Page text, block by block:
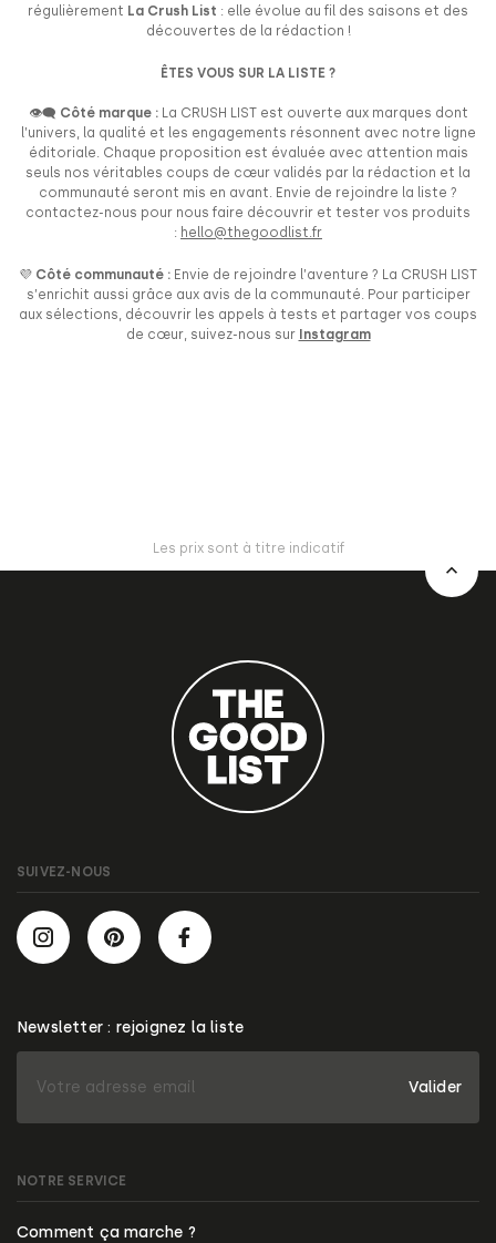
régulièrement La Crush List : elle évolue au fil des saisons et des
découvertes de la rédaction !
ÊTES VOUS SUR LA LISTE ?
👁️‍🗨️ Côté marque :La CRUSH LIST est ouverte aux marques dont
l’univers, la qualité et les engagements résonnent avec notre ligne
éditoriale. Chaque proposition est évaluée avec attention mais
seuls nos véritables coups de cœur validés par la rédaction et la
communauté seront mis en avant. Envie de rejoindre la liste ?
contactez-nous pour nous faire découvrir et tester vos produits
: hello@thegoodlist.fr
💜 Côté communauté : Envie de rejoindre l’aventure ? La CRUSH LIST
s’enrichit aussi grâce aux avis de la communauté. Pour participer
aux sélections, découvrir les appels à tests et partager vos coups
de cœur, suivez-nous sur Instagram
Les prix sont à titre indicatif
NOTRE SERVICE
Comment ça marche ?
SUIVEZ-NOUS
Newsletter : rejoignez la liste
Valider